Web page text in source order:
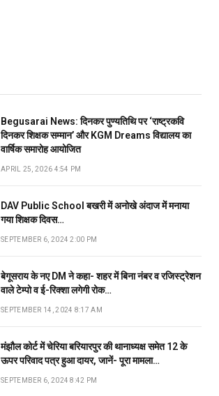
Begusarai News: दिनकर पुण्यतिथि पर ‘राष्ट्रकवि
दिनकर शिक्षक सम्मान’ और KGM Dreams विद्यालय का
वार्षिक समारोह आयोजित
APRIL 25, 2026 4:54 PM
DAV Public School बखरी में अनोखे अंदाज में मनाया
गया शिक्षक दिवस…
SEPTEMBER 6, 2024 2:00 PM
बेगूसराय के नए DM ने कहा- शहर में बिना नंबर व रजिस्ट्रेशन
वाले टेम्पो व ई-रिक्शा लगेगी रोक…
SEPTEMBER 14, 2024 8:17 AM
मंझौल कोर्ट में चेरिया बरियारपुर की थानाध्यक्ष समेत 12 के
ऊपर परिवाद पत्र हुआ दायर, जानें- पूरा मामला…
SEPTEMBER 6, 2024 8:42 PM